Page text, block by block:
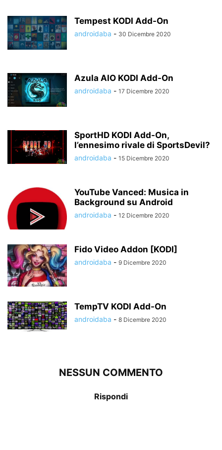
Tempest KODI Add-On
androidaba - 30 Dicembre 2020
Azula AIO KODI Add-On
androidaba - 17 Dicembre 2020
SportHD KODI Add-On,
l’ennesimo rivale di SportsDevil?
androidaba - 15 Dicembre 2020
YouTube Vanced: Musica in
Background su Android
androidaba - 12 Dicembre 2020
Fido Video Addon [KODI]
androidaba - 9 Dicembre 2020
TempTV KODI Add-On
androidaba - 8 Dicembre 2020
NESSUN COMMENTO
Rispondi